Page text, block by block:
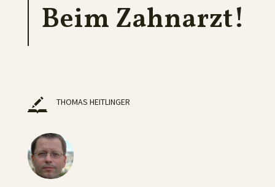
Beim Zahnarzt!
THOMAS HEITLINGER